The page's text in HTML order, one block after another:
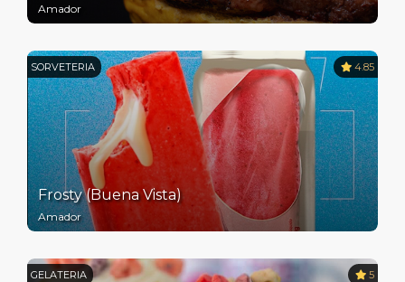
Amador
SORVETERIA 4.85
Frosty (Buena Vista)
Amador
GELATERIA 5